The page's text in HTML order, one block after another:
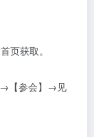
页获取。
【参会】→见